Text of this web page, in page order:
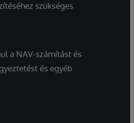
szükséges
a NAV-számítást és
és egyéb